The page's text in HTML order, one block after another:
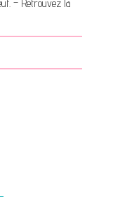
– Retrouvez la